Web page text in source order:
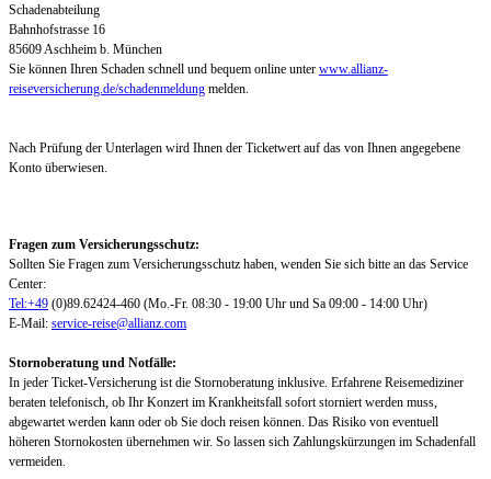
Schadenabteilung
Bahnhofstrasse 16
85609 Aschheim b. München
Sie können Ihren Schaden schnell und bequem online unter www.allianz-
reiseversicherung.de/schadenmeldung melden.
Nach Prüfung der Unterlagen wird Ihnen der Ticketwert auf das von Ihnen angegebene
Konto überwiesen.
Fragen zum Versicherungsschutz:
Sollten Sie Fragen zum Versicherungsschutz haben, wenden Sie sich bitte an das Service
Center:
Tel:+49 (0)89.62424-460 (Mo.-Fr. 08:30 - 19:00 Uhr und Sa 09:00 - 14:00 Uhr)
E-Mail: service-reise@allianz.com
Stornoberatung und Notfälle:
In jeder Ticket-Versicherung ist die Stornoberatung inklusive. Erfahrene Reisemediziner
beraten telefonisch, ob Ihr Konzert im Krankheitsfall sofort storniert werden muss,
abgewartet werden kann oder ob Sie doch reisen können. Das Risiko von eventuell
höheren Stornokosten übernehmen wir. So lassen sich Zahlungskürzungen im Schadenfall
vermeiden.